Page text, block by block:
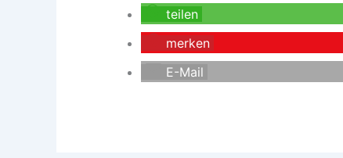
teilen
merken
E-Mail